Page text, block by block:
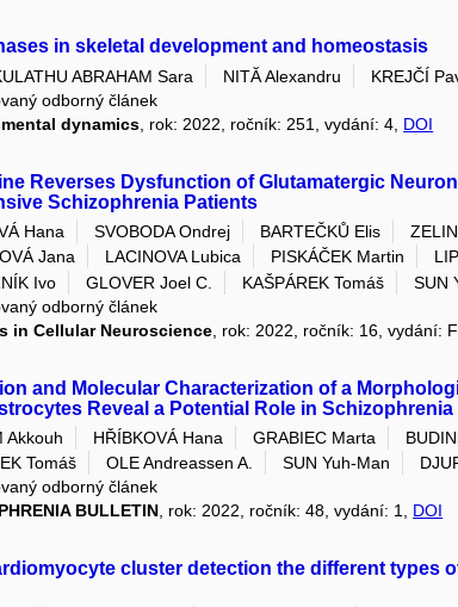
in skeletal development and homeostasis
ABRAHAM Sara NITĂ Alexandru KREJČÍ
odborný článek
dynamics , rok: 2022, ročník: 251, vydání: 4, DOI
Reverses Dysfunction of Glutamatergic
Schizophrenia Patients
Hana SVOBODA Ondrej BARTEČKŮ Elis
Jana
LACINOVA Lubica PISKÁČEK Martin
Ivo
GLOVER Joel C. KAŠPÁREK Tomáš
SUN
odborný článek
in Cellular Neuroscience , rok: 2022, ročník: 16, vydání:
and Molecular Characterization of a
Reveal a Potential Role in
Akkouh HŘÍBKOVÁ Hana GRABIEC Marta
Tomáš
OLE Andreassen A. SUN Yuh-Man
odborný článek
BULLETIN , rok: 2022, ročník: 48, vydání: 1, DOI
cluster detection the different types